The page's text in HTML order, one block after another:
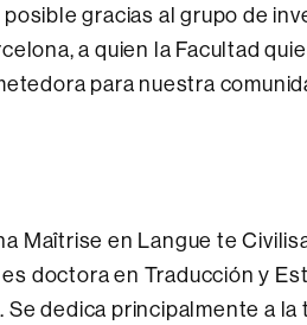
gracias al grupo de
a quien la Facultad
para nuestra
Maîtrise en Langue te
doctora en Traducción y
dedica principalmente a